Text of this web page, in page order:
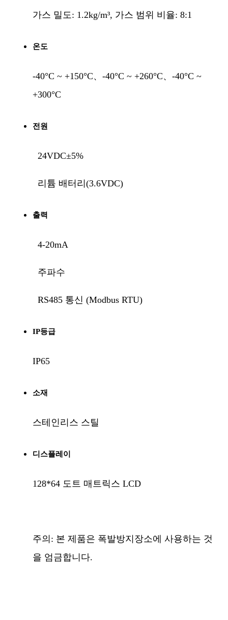
가스 밀도: 1.2kg/m³, 가스 범위 비율: 8:1
온도
-40°C ~ +150°C、-40°C ~ +260°C、-40°C ~
+300°C
전원
24VDC±5%
리튬 배터리(3.6VDC)
출력
4-20mA
주파수
RS485 통신 (Modbus RTU)
IP등급
IP65
소재
스테인리스 스틸
디스플레이
128*64 도트 매트릭스 LCD
주의: 본 제품은 폭발방지장소에 사용하는 것
을 엄금합니다.